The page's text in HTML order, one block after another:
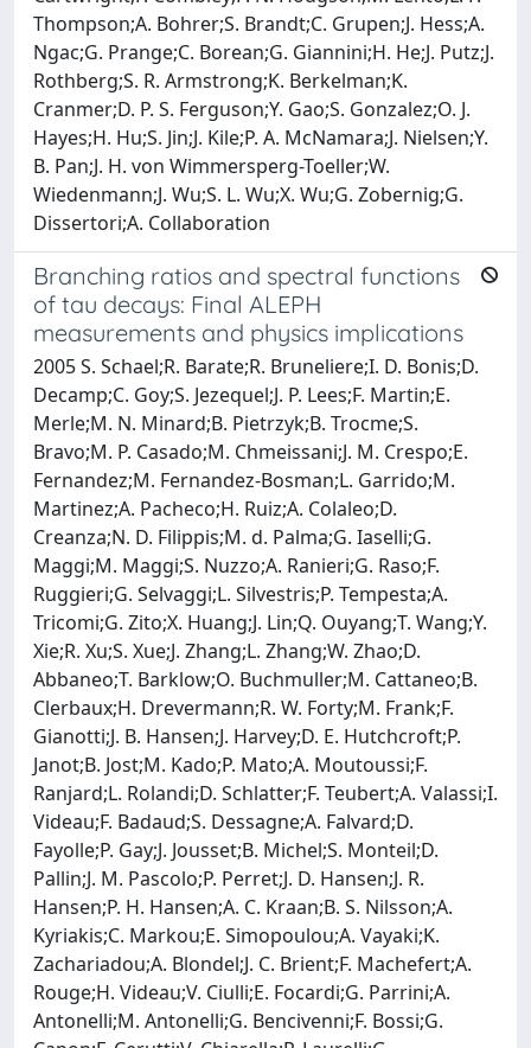
Thompson;A. Bohrer;S. Brandt;C. Grupen;J. Hess;A.
Ngac;G. Prange;C. Borean;G. Giannini;H. He;J. Putz;J.
Rothberg;S. R. Armstrong;K. Berkelman;K.
Cranmer;D. P. S. Ferguson;Y. Gao;S. Gonzalez;O. J.
Hayes;H. Hu;S. Jin;J. Kile;P. A. McNamara;J. Nielsen;Y.
B. Pan;J. H. von Wimmersperg-Toeller;W.
Wiedenmann;J. Wu;S. L. Wu;X. Wu;G. Zobernig;G.
Dissertori;A. Collaboration
Branching ratios and spectral functions
of tau decays: Final ALEPH
measurements and physics implications
2005 S. Schael;R. Barate;R. Bruneliere;I. D. Bonis;D.
Decamp;C. Goy;S. Jezequel;J. P. Lees;F. Martin;E.
Merle;M. N. Minard;B. Pietrzyk;B. Trocme;S.
Bravo;M. P. Casado;M. Chmeissani;J. M. Crespo;E.
Fernandez;M. Fernandez-Bosman;L. Garrido;M.
Martinez;A. Pacheco;H. Ruiz;A. Colaleo;D.
Creanza;N. D. Filippis;M. d. Palma;G. Iaselli;G.
Maggi;M. Maggi;S. Nuzzo;A. Ranieri;G. Raso;F.
Ruggieri;G. Selvaggi;L. Silvestris;P. Tempesta;A.
Tricomi;G. Zito;X. Huang;J. Lin;Q. Ouyang;T. Wang;Y.
Xie;R. Xu;S. Xue;J. Zhang;L. Zhang;W. Zhao;D.
Abbaneo;T. Barklow;O. Buchmuller;M. Cattaneo;B.
Clerbaux;H. Drevermann;R. W. Forty;M. Frank;F.
Gianotti;J. B. Hansen;J. Harvey;D. E. Hutchcroft;P.
Janot;B. Jost;M. Kado;P. Mato;A. Moutoussi;F.
Ranjard;L. Rolandi;D. Schlatter;F. Teubert;A. Valassi;I.
Videau;F. Badaud;S. Dessagne;A. Falvard;D.
Fayolle;P. Gay;J. Jousset;B. Michel;S. Monteil;D.
Pallin;J. M. Pascolo;P. Perret;J. D. Hansen;J. R.
Hansen;P. H. Hansen;A. C. Kraan;B. S. Nilsson;A.
Kyriakis;C. Markou;E. Simopoulou;A. Vayaki;K.
Zachariadou;A. Blondel;J. C. Brient;F. Machefert;A.
Rouge;H. Videau;V. Ciulli;E. Focardi;G. Parrini;A.
Antonelli;M. Antonelli;G. Bencivenni;F. Bossi;G.